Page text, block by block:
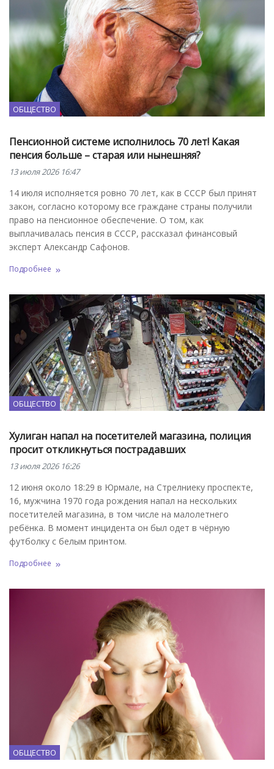
ОБЩЕСТВО
Пенсионной системе исполнилось 70 лет! Какая
пенсия больше – старая или нынешняя?
13 июля 2026 16:47
14 июля исполняется ровно 70 лет, как в СССР был принят
закон, согласно которому все граждане страны получили
право на пенсионное обеспечение. О том, как
выплачивалась пенсия в СССР, рассказал финансовый
эксперт Александр Сафонов.
Подробнее
ОБЩЕСТВО
Хулиган напал на посетителей магазина, полиция
просит откликнуться пострадавших
13 июля 2026 16:26
12 июня около 18:29 в Юрмале, на Стрелниеку проспекте,
16, мужчина 1970 года рождения напал на нескольких
посетителей магазина, в том числе на малолетнего
ребёнка. В момент инцидента он был одет в чёрную
футболку с белым принтом.
Подробнее
ОБЩЕСТВО